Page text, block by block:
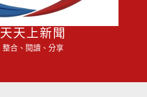
天天上新聞
整合、閱讀、分享